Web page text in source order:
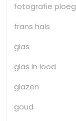
fotografie ploeg
frans hals
glas
glas in lood
glazen
goud